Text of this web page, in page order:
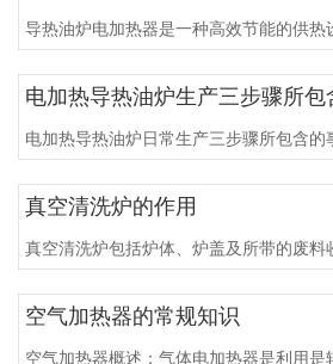
导热油炉电加热器是一种高效节能的供热
电加热导热油炉生产三步骤所包
电加热导热油炉日常生产三步骤所包含的
真空清洗炉的作用
真空清洗炉包括炉体、炉盖及所带的废料
空气加热器的常规知识
空气加热器概述：气体电加热器是利用是